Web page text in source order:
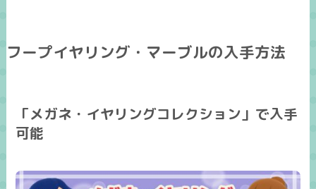
フープイヤリング・マーブルの入手方法
「メガネ・イヤリングコレクション」で入手
可能